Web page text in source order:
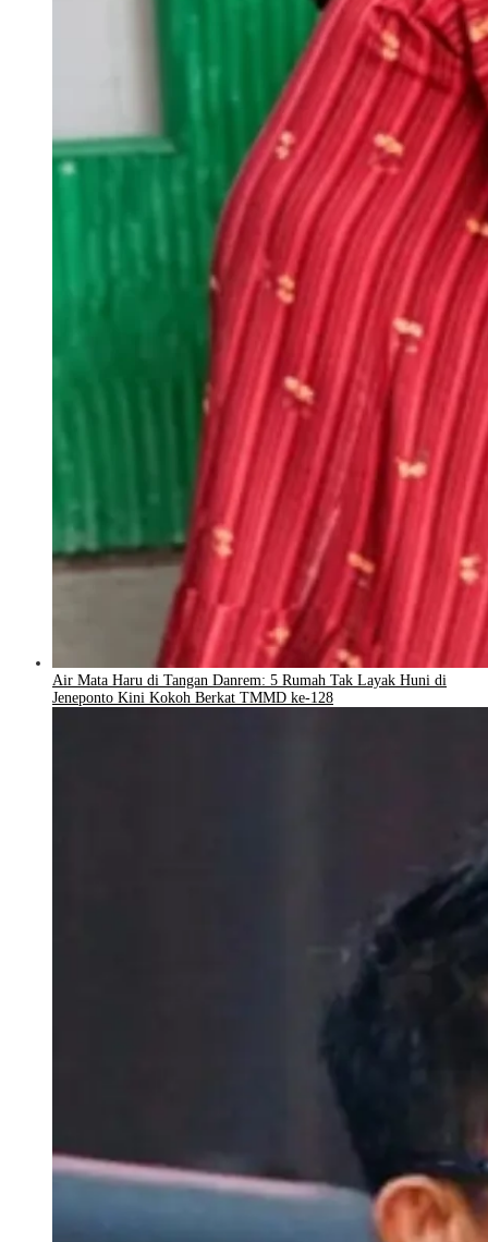
Air Mata Haru di Tangan Danrem: 5 Rumah Tak Layak Huni di
Jeneponto Kini Kokoh Berkat TMMD ke-128